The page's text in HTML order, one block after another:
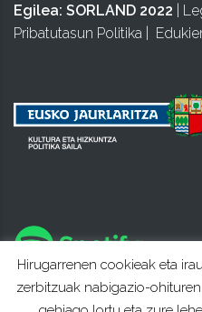
Egilea: SORLAND 2022
Pribatutasun Politika
Hirugarrenen cookieak eta
zerbitzuak nabigazio-